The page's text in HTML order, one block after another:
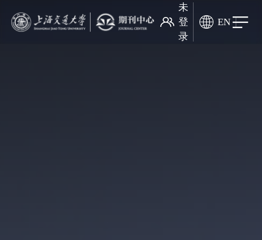
未
登
录
EN